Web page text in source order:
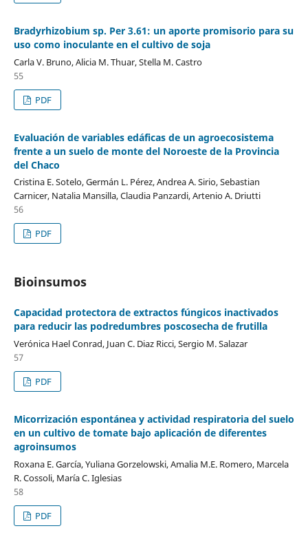
Bradyrhizobium sp. Per 3.61: un aporte promisorio para su
uso como inoculante en el cultivo de soja
Carla V. Bruno, Alicia M. Thuar, Stella M. Castro
55
PDF
Evaluación de variables edáficas de un agroecosistema
frente a un suelo de monte del Noroeste de la Provincia
del Chaco
Cristina E. Sotelo, Germán L. Pérez, Andrea A. Sirio, Sebastian
Carnicer, Natalia Mansilla, Claudia Panzardi, Artenio A. Driutti
56
PDF
Bioinsumos
Capacidad protectora de extractos fúngicos inactivados
para reducir las podredumbres poscosecha de frutilla
Verónica Hael Conrad, Juan C. Diaz Ricci, Sergio M. Salazar
57
PDF
Micorrización espontánea y actividad respiratoria del suelo
en un cultivo de tomate bajo aplicación de diferentes
agroinsumos
Roxana E. García, Yuliana Gorzelowski, Amalia M.E. Romero, Marcela
R. Cossoli, María C. Iglesias
58
PDF